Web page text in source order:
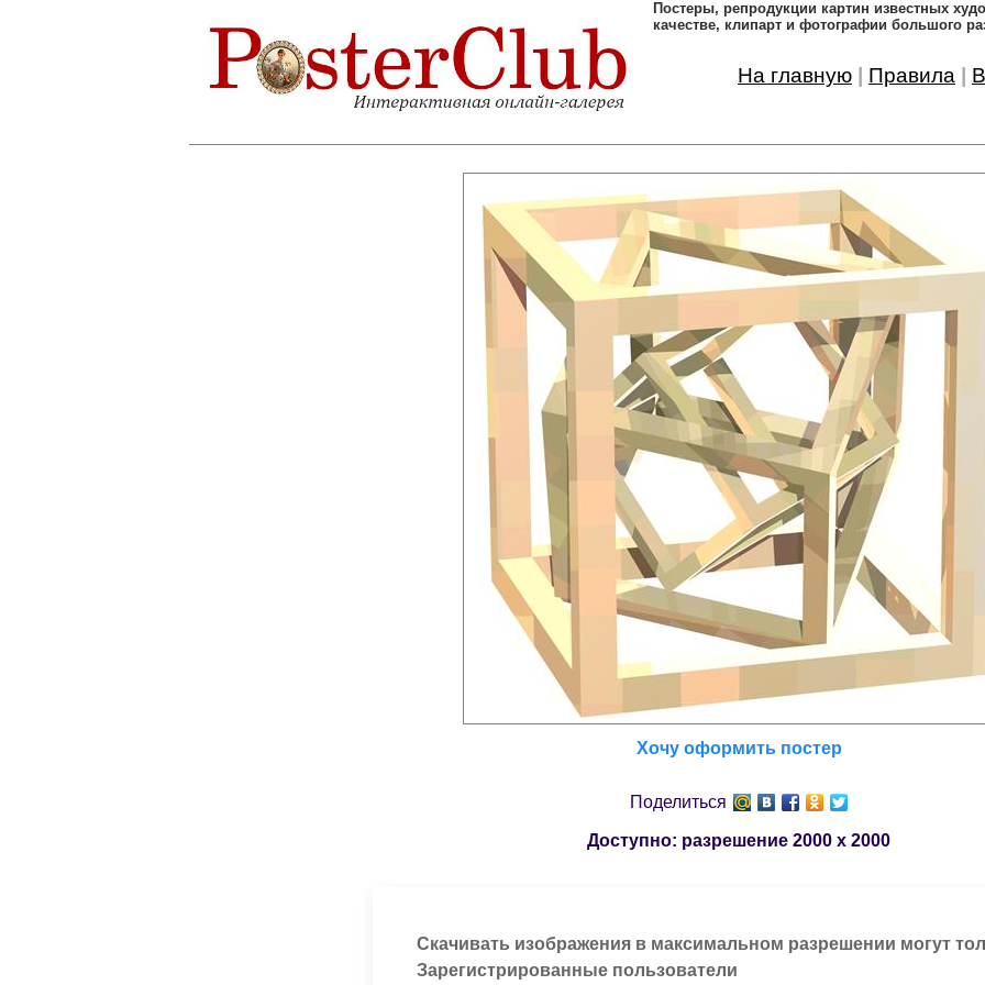
Постеры, pепродукции картин известных
качестве, клипарт и фотографии большого
На главную Правила
Хочу оформить постер
Поделиться
Доступно: разрешение 2000 x 2000
Скачивать изображения в максимальном разрешении могут
Зарегистрированные пользователи